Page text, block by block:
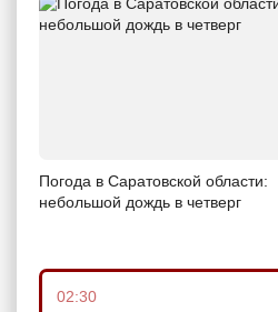
Погода в Саратовской области:
небольшой дождь в четверг
02:30